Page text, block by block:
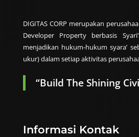
DIGITAS CORP merupakan
Developer Property berbasis
menjadikan hukum-hukum syara’
ukur) dalam setiap aktivitas
“Build The Shining
Informasi Kontak